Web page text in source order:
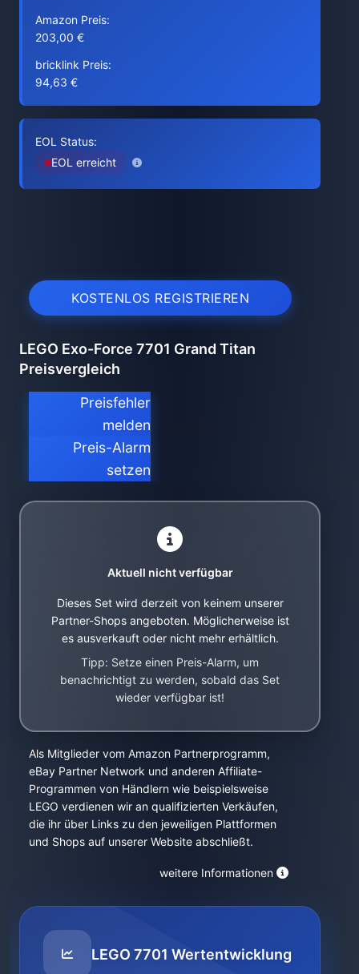
Amazon Preis:
203,00 €
bricklink Preis:
94,63 €
EOL Status:
EOL erreicht
KOSTENLOS REGISTRIEREN
LEGO Exo-Force 7701 Grand Titan
Preisvergleich
Preisfehler
melden
Preis-Alarm
setzen
Aktuell nicht verfügbar
Dieses Set wird derzeit von keinem unserer
Partner-Shops angeboten. Möglicherweise ist
es ausverkauft oder nicht mehr erhältlich.
Tipp: Setze einen Preis-Alarm, um
benachrichtigt zu werden, sobald das Set
wieder verfügbar ist!
Als Mitglieder vom Amazon Partnerprogramm,
eBay Partner Network und anderen Affiliate-
Programmen von Händlern wie beispielsweise
LEGO verdienen wir an qualifizierten Verkäufen,
die ihr über Links zu den jeweiligen Plattformen
und Shops auf unserer Website abschließt.
weitere Informationen
LEGO 7701 Wertentwicklung